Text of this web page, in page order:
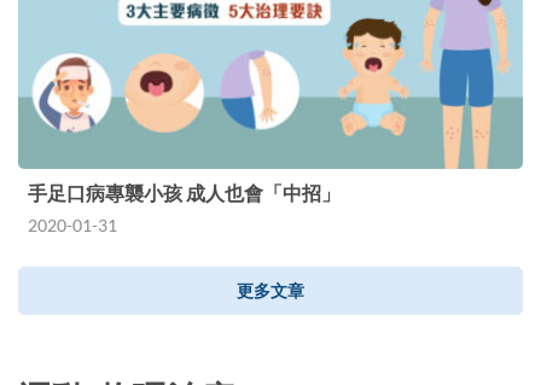
手足口病專襲小孩 成人也會「中招」
2020-01-31
更多文章